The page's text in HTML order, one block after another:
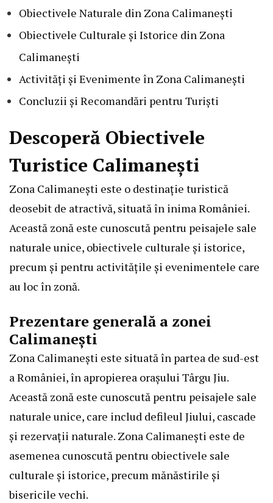
Obiectivele Naturale din Zona Calimanești
Obiectivele Culturale și Istorice din Zona
Calimanești
Activități și Evenimente în Zona Calimanești
Concluzii și Recomandări pentru Turiști
Descoperă Obiectivele
Turistice Calimanești
Zona Calimanești este o destinație turistică
deosebit de atractivă, situată în inima României.
Această zonă este cunoscută pentru peisajele sale
naturale unice, obiectivele culturale și istorice,
precum și pentru activitățile și evenimentele care
au loc în zonă.
Prezentare generală a zonei
Calimanești
Zona Calimanești este situată în partea de sud-est
a României, în apropierea orașului Târgu Jiu.
Această zonă este cunoscută pentru peisajele sale
naturale unice, care includ defileul Jiului, cascade
și rezervații naturale. Zona Calimanești este de
asemenea cunoscută pentru obiectivele sale
culturale și istorice, precum mănăstirile și
bisericile vechi.